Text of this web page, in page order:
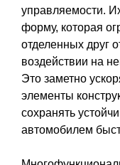
управляемости.
форму, которая
отделенных друг
воздействии на
Это заметно
элементы
сохранять
автомобилем